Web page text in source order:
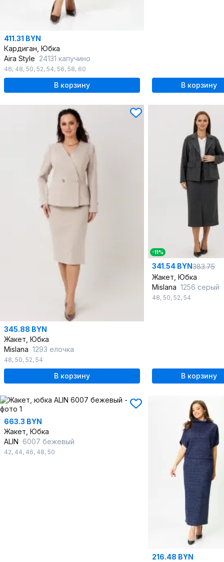
411.31 BYN
Кардиган, Юбка
Aira Style 24131 капучино
46, 48, 50, 52, 54, 56, 58, 60
В корзину В корзину
345.88 BYN
Жакет, Юбка
Mislana 1293 елочка
48, 50, 52, 54
В корзину
-11%
341.54 BYN383.75
Жакет, Юбка
Mislana 1256 серый
48, 50, 52, 54
В корзину
663.3 BYN
Жакет, Юбка
ALIN 6007 бежевый
42, 44, 46, 48, 50
216.48 BYN